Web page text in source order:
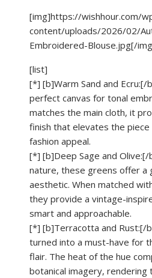
[img]https://wishhour.com/
content/uploads/2026/02/
Embroidered-Blouse.jpg[/
[list]
[*] [b]Warm Sand and
perfect canvas for tonal
matches the main cloth, it
finish that elevates the
fashion appeal.
[*] [b]Deep Sage and
nature, these greens offer a
aesthetic. When matched
they provide a vintage-
smart and approachable.
[*] [b]Terracotta and Rust:[/
turned into a must-have for
flair. The heat of the hue
botanical imagery,